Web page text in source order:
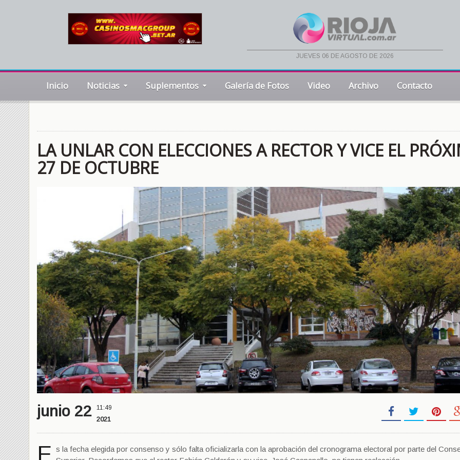
jueves 06 de agosto de 2026
Inicio Noticias Suplementos Galería de Fotos Video Archivo Contacto
LA UNLAR CON ELECCIONES A RECTOR Y VICE EL
27 DE OCTUBRE
junio 22 11:49
2021
E s la fecha elegida por consenso y sólo falta oficializarla con la aprobación del cronograma electoral por parte del